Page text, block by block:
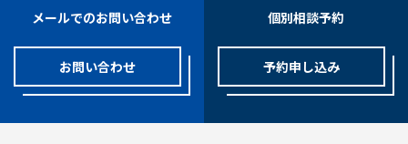
メールでのお問い合わせ
お問い合わせ
個別相談予約
予約申し込み